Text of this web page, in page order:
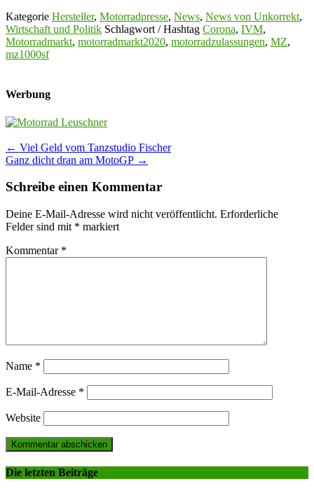
Kategorie Hersteller, Motorradpresse, News, News von Unkorrekt,
Wirtschaft und Politik Schlagwort / Hashtag Corona, IVM,
Motorradmarkt, motorradmarkt2020, motorradzulassungen, MZ,
mz1000sf
Werbung
Post
navigation
← Viel Geld vom Tanzstudio Fischer
Ganz dicht dran am MotoGP →
Schreibe einen Kommentar
Deine E-Mail-Adresse wird nicht veröffentlicht. Erforderliche
Felder sind mit * markiert
Kommentar *
Name *
E-Mail-Adresse *
Website
Die letzten Beiträge